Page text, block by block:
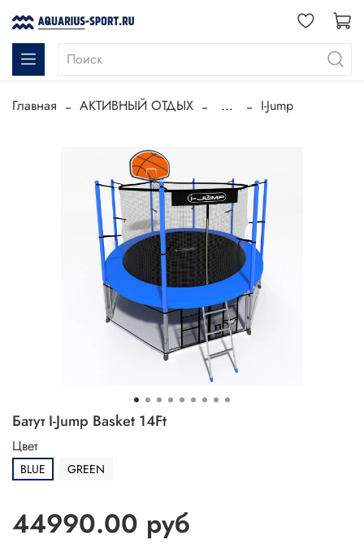
Главная АКТИВНЫЙ ОТДЫХ ... I-Jump
Батут I-Jump Basket 14Ft
Цвет
BLUE GREEN
44990.00 руб